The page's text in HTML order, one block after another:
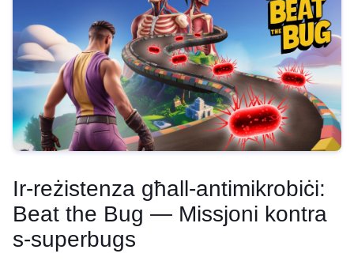
Ir-reżistenza għall-antimikrobiċi:
Beat the Bug — Missjoni kontra
s-superbugs